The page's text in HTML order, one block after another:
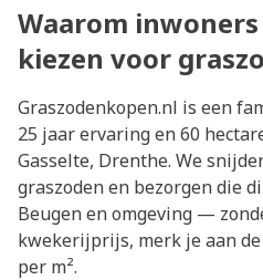
Waarom
kiezen voor
Graszodenkopen.nl is een
25 jaar ervaring en 60
Gasselte, Drenthe. We
graszoden en bezorgen die
Beugen en omgeving —
kwekerijprijs, merk je aan
per m².